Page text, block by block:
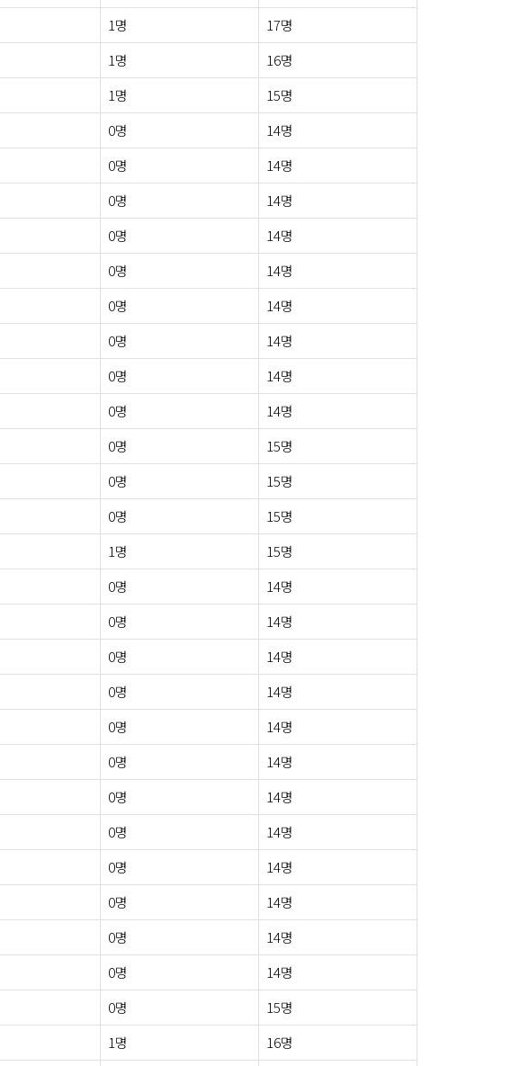
1명
17명
1명
16명
1명
15명
0명
14명
0명
14명
0명
14명
0명
14명
0명
14명
0명
14명
0명
14명
0명
14명
0명
14명
0명
15명
0명
15명
0명
15명
1명
15명
0명
14명
0명
14명
0명
14명
0명
14명
0명
14명
0명
14명
0명
14명
0명
14명
0명
14명
0명
14명
0명
14명
0명
14명
0명
15명
1명
16명